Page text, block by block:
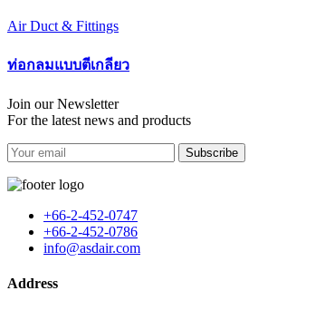
Air Duct & Fittings
ท่อกลมแบบตีเกลียว
Join our Newsletter
For the latest news and products
Subscribe
+66-2-452-0747
+66-2-452-0786
info@asdair.com
Address